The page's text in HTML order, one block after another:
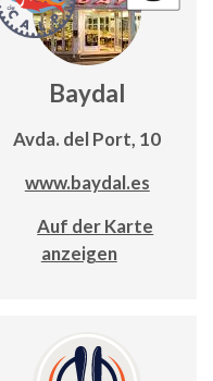
Baydal
Avda. del Port, 10
www.baydal.es
Auf der Karte
anzeigen